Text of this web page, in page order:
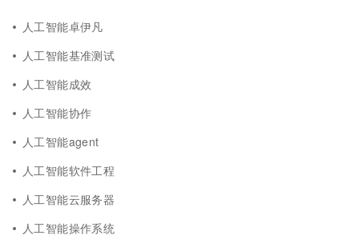
人工智能卓伊凡
人工智能基准测试
人工智能成效
人工智能协作
人工智能agent
人工智能软件工程
人工智能云服务器
人工智能操作系统